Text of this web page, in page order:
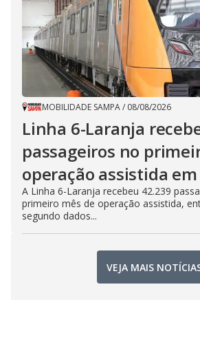
MOBILIDADE SAMPA/ 08/08/2026
Linha 6-Laranja
passageiros no
operação assistida em
A Linha 6-Laranja recebeu 42.239
primeiro mês de operação assistida,
segundo dados...
VEJA MAIS